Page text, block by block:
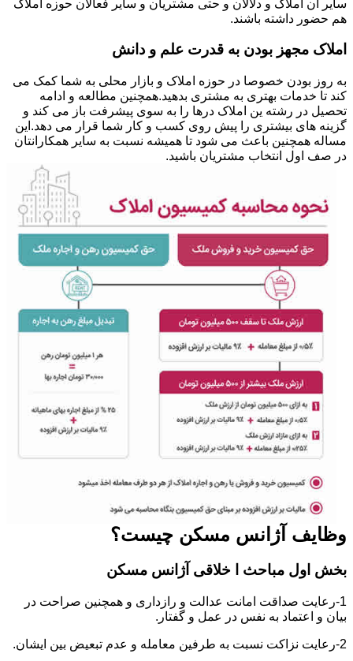
سایر ان املاک و دلالان و حتی مشتریان و سایر فعالان حوزه املاک
هم حضور داشته باشند.
املاک مجهز بودن به قدرت علم و دانش
به روز بودن خصوصا در حوزه املاک و بازار محلی به شما کمک می
کند تا خدمات بهتری به مشتری بدهید.همچنین مطالعه و ادامه
تحصیل در رشته ین املاک درها را به سوی پیشرفت باز می کند و
گزینه های بیشتری را پیش روی کسب و کار شما قرار می دهد.این
مساله همچنین باعث می شود تا همیشه نسبت به سایر همکارانتان
در صف اول انتخاب مشتریان باشید.
وظایف آژانس مسکن چیست؟
بخش اول مباحث ا خلاقی آژانس مسکن
1-رعایت صداقت امانت عدالت و رازداری و همچنین صراحت در
بیان و اعتماد به نفس در عمل و گفتار.
2-رعایت نزاکت نسبت به طرفین معامله و عدم تبعیض بین ایشان.